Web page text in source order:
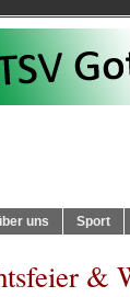
uns Sport
&